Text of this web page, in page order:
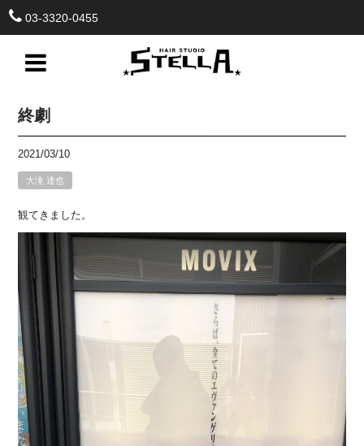
03-3320-0455
終劇
2021/03/10
大滝 達也
観てきました。